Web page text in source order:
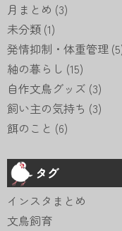
月まとめ (3)
未分類 (1)
発情抑制・体重管理
紬の暮らし (15)
自作文鳥グッズ (3)
飼い主の気持ち (3)
餌のこと (6)
タグ
インスタまとめ
文鳥飼育